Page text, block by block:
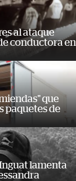
al ataque
conductora en
que
paquetes de
lamenta